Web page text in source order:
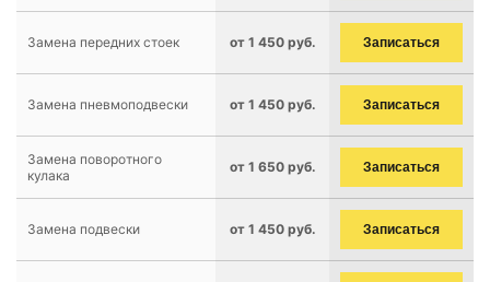
Замена передних стоек от 1 450 руб. Записаться
Замена пневмоподвески от 1 450 руб. Записаться
Замена поворотного
кулака
от 1 650 руб. Записаться
Замена подвески от 1 450 руб. Записаться